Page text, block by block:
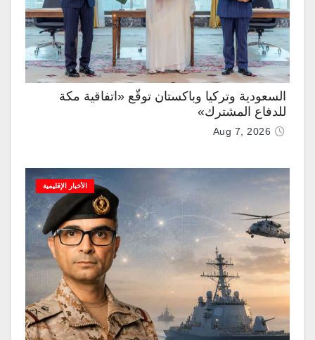
السعودية وتركيا وباكستان توقّع «اتفاقية مكة
للدفاع المشترك»
Aug 7, 2026
الأخبار الإقليمية